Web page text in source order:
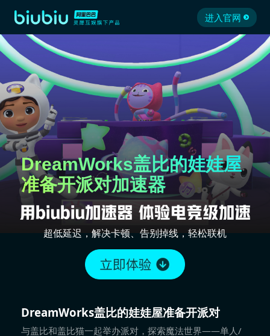
进入官网
DreamWorks盖比的娃娃屋
准备开派对加速器
超低延迟，解决卡顿、告别掉线，轻松联机
DreamWorks盖比的娃娃屋准备开派对
与盖比和盖比猫一起举办派对，探索魔法世界——单人/